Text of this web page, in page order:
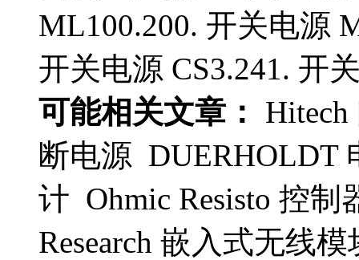
ML100.200. 开关电源
开关电源 CS3.241. 开
可能相关文章：
断电源 DUERHOLDT
计 Ohmic Resisto 控
Research 嵌入式无线